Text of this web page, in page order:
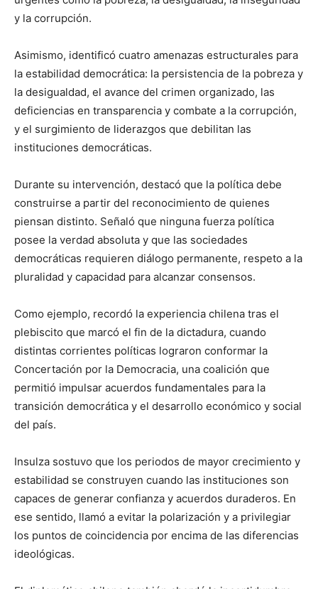
y la corrupción.
Asimismo, identificó cuatro amenazas estructurales para
la estabilidad democrática: la persistencia de la pobreza y
la desigualdad, el avance del crimen organizado, las
deficiencias en transparencia y combate a la corrupción,
y el surgimiento de liderazgos que debilitan las
instituciones democráticas.
Durante su intervención, destacó que la política debe
construirse a partir del reconocimiento de quienes
piensan distinto. Señaló que ninguna fuerza política
posee la verdad absoluta y que las sociedades
democráticas requieren diálogo permanente, respeto a la
pluralidad y capacidad para alcanzar consensos.
Como ejemplo, recordó la experiencia chilena tras el
plebiscito que marcó el fin de la dictadura, cuando
distintas corrientes políticas lograron conformar la
Concertación por la Democracia, una coalición que
permitió impulsar acuerdos fundamentales para la
transición democrática y el desarrollo económico y social
del país.
Insulza sostuvo que los periodos de mayor crecimiento y
estabilidad se construyen cuando las instituciones son
capaces de generar confianza y acuerdos duraderos. En
ese sentido, llamó a evitar la polarización y a privilegiar
los puntos de coincidencia por encima de las diferencias
ideológicas.